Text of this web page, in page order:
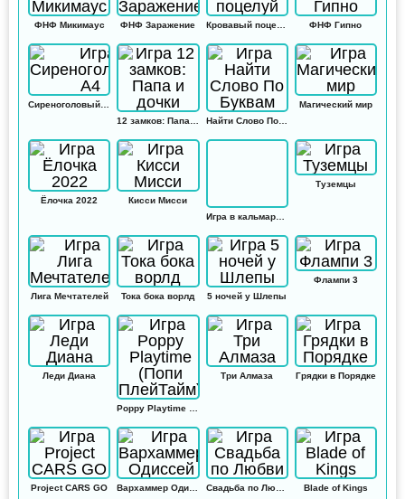
ФНФ Микимаус ФНФ Заражение Кровавый поцелуй ФНФ Гипно
Найти Слово По Буквам
Магический мир
Ёлочка 2022
Кисси Мисси
Игра в кальмара: Амонг ас
Туземцы
Лига Мечтателей Тока бока ворлд 5 ночей у Шлепы
Флампи 3
Леди Диана Три Алмаза Грядки в Порядке
Project CARS GO Свадьба по Любви Blade of Kings